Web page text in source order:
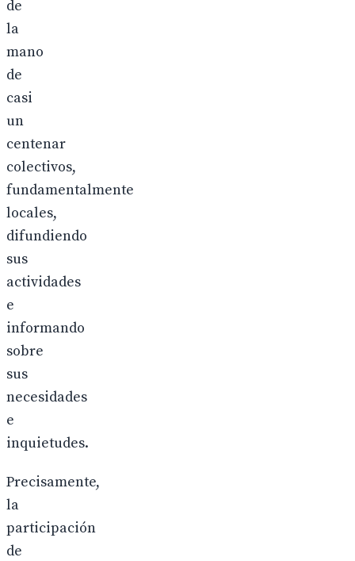
de
la
mano
de
casi
un
centenar
colectivos,
fundamentalmente
locales,
difundiendo
sus
actividades
e
informando
sobre
sus
necesidades
e
inquietudes.
Precisamente,
la
participación
de